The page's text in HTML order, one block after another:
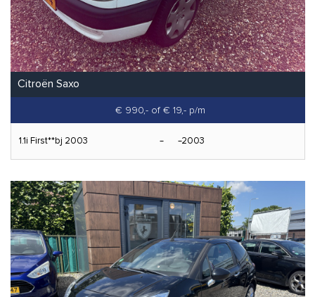
Citroën Saxo
€ 990,- of € 19,- p/m
1.1i First**bj 2003 2003